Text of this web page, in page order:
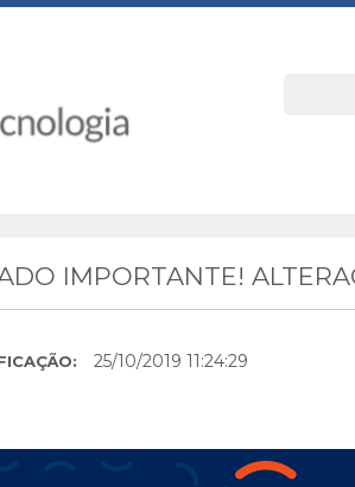
IMPORTANTE!
25/10/2019 11:24:29